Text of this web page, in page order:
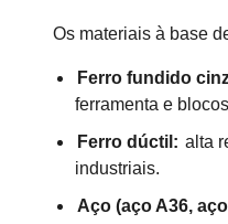
Os materiais à base
Ferro fundido
ferramenta e
Ferro dúctil: alta
industriais.
Aço (aço A36,